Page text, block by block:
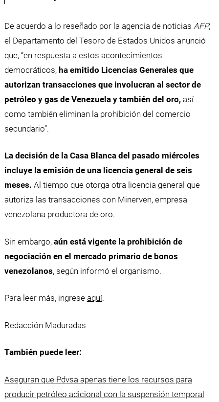
De acuerdo a lo reseñado por la agencia de noticias AFP,
el Departamento del Tesoro de Estados Unidos anunció
que, “en respuesta a estos acontecimientos
democráticos, ha emitido Licencias Generales que
autorizan transacciones que involucran al sector de
petróleo y gas de Venezuela y también del oro,así
como también eliminan la prohibición del comercio
secundario”.
La decisión de la Casa Blanca del pasado miércoles
incluye la emisión de una licencia general de seis
meses. Al tiempo que otorga otra licencia general que
autoriza las transacciones con Minerven, empresa
venezolana productora de oro.
Sin embargo,aún está vigente la prohibición de
negociación en el mercado primario de bonos
venezolanos, según informó el organismo.
Para leer más, ingrese aquí.
Redacción Maduradas
También puede leer:
Aseguran que Pdvsa apenas tiene los recursos para
producir petróleo adicional con la suspensión temporal